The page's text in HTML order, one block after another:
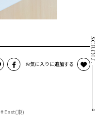
お気に入りに追加する
# East(東)
SCROLL